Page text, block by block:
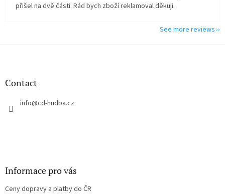
přišel na dvě části. Rád bych zboží reklamoval děkuji.
See more reviews
F
Contact
info@cd-hudba.cz
Informace pro vás
Ceny dopravy a platby do ČR